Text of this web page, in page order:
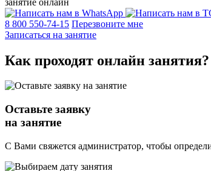
8 800 550-74-15 Перезвоните мне
Записаться на занятие
Как проходят онлайн занятия?
Оставьте заявку
на занятие
С Вами свяжется администратор, чтобы